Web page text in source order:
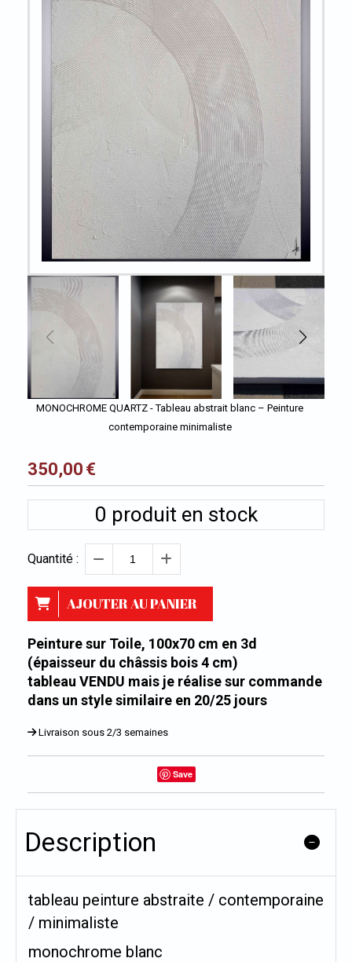
MONOCHROME QUARTZ - Tableau abstrait blanc – Peinture
contemporaine minimaliste
350,00 €
0 produit en stock
Quantité :
AJOUTER AU PANIER
Peinture sur Toile, 100x70 cm en 3d
(épaisseur du châssis bois 4 cm)
tableau VENDU mais je réalise sur commande
dans un style similaire en 20/25 jours
Livraison sous 2/3 semaines
Save
Description
tableau peinture abstraite / contemporaine
/ minimaliste
monochrome blanc